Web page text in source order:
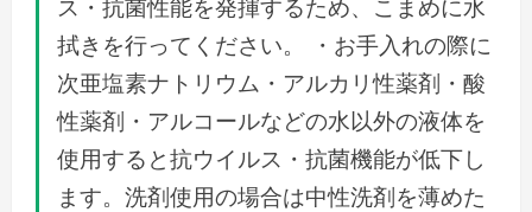
ス・抗菌性能を発揮するため、こまめに水
拭きを行ってください。 ・お手入れの際に
次亜塩素ナトリウム・アルカリ性薬剤・酸
性薬剤・アルコールなどの水以外の液体を
使用すると抗ウイルス・抗菌機能が低下し
ます。洗剤使用の場合は中性洗剤を薄めた